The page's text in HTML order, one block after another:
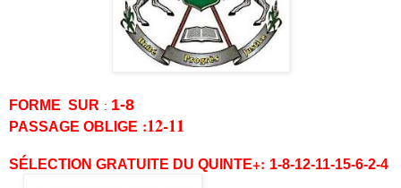
FORME SUR : 1-8
PASSAGE OBLIGE :12-11
SÉLECTION GRATUITE DU QUINTE+: 1-8-12-11-15-6-2-4